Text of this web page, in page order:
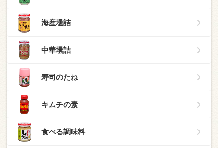
海産壜詰
中華壜詰
寿司のたね
キムチの素
食べる調味料